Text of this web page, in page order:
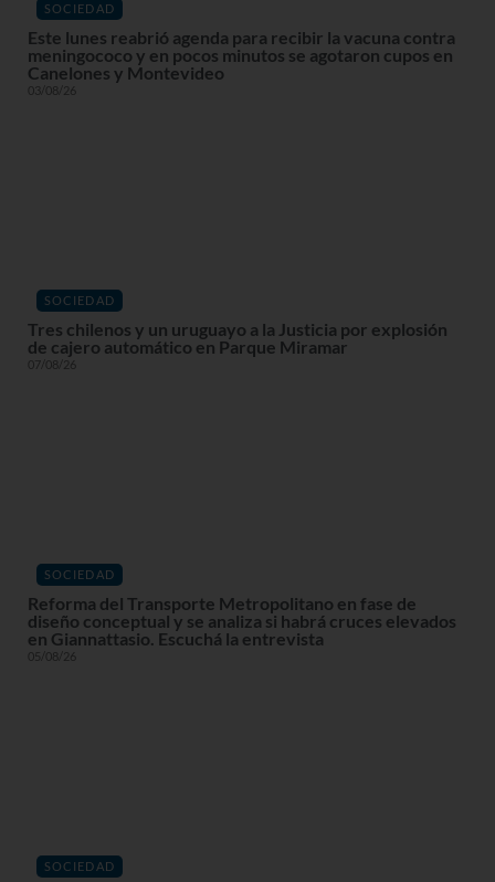
SOCIEDAD
Este lunes reabrió agenda para recibir la vacuna contra
meningococo y en pocos minutos se agotaron cupos en
Canelones y Montevideo
03/08/26
SOCIEDAD
Tres chilenos y un uruguayo a la Justicia por explosión
de cajero automático en Parque Miramar
07/08/26
SOCIEDAD
Reforma del Transporte Metropolitano en fase de
diseño conceptual y se analiza si habrá cruces elevados
en Giannattasio. Escuchá la entrevista
05/08/26
SOCIEDAD